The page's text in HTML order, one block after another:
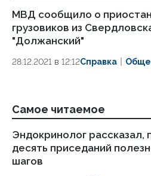
МВД сообщило о
грузовиков из
"Должанский"
28.12.2021 в 12:12Справка
Самое читаемое
Эндокринолог рассказал,
десять приседаний
шагов